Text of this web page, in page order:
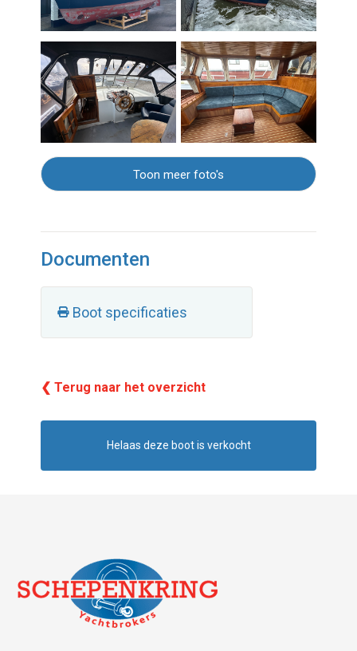
Toon meer foto's
Documenten
Boot specificaties
❮ Terug naar het overzicht
Helaas deze boot is verkocht